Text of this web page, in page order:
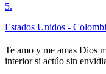
5.
Estados Unidos -
Te amo y me amas Dios
interior si actúo sin